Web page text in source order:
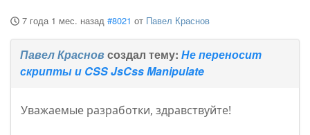
7 года 1 мес. назад #8021 от Павел Краснов
Павел Красновсоздал тему: Не переносит
скрипты и CSS JsCss Manipulate
Уважаемые разработки, здравствуйте!